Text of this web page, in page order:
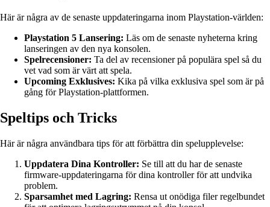
Här är några av de senaste uppdateringarna inom Playstation-världen:
Playstation 5 Lansering: Läs om de senaste nyheterna kring
lanseringen av den nya konsolen.
Spelrecensioner: Ta del av recensioner på populära spel så du
vet vad som är värt att spela.
Upcoming Exklusives: Kika på vilka exklusiva spel som är på
gång för Playstation-plattformen.
Speltips och Tricks
Här är några användbara tips för att förbättra din spelupplevelse:
Uppdatera Dina Kontroller: Se till att du har de senaste
firmware-uppdateringarna för dina kontroller för att undvika
problem.
Sparsamhet med Lagring: Rensa ut onödiga filer regelbundet